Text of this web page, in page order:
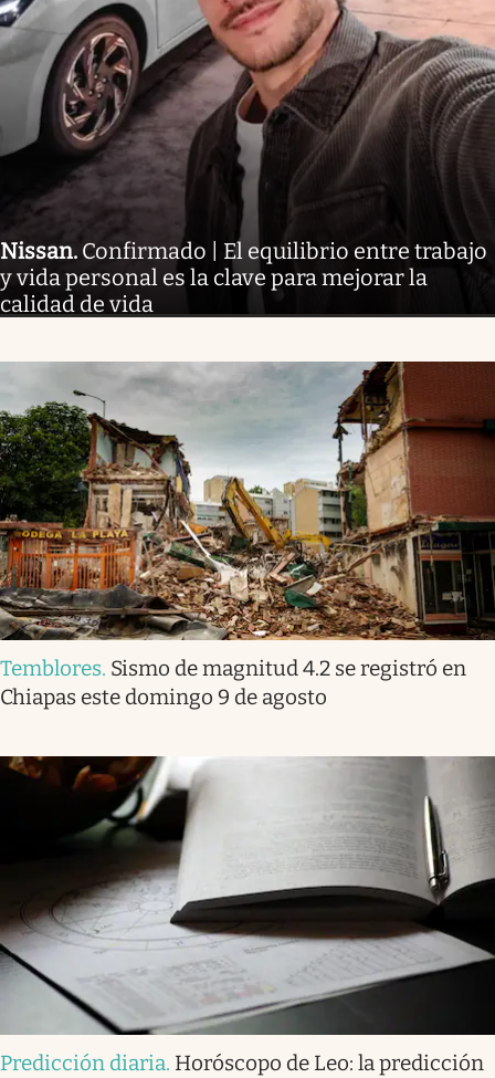
Nissan. Confirmado | El equilibrio entre trabajo
y vida personal es la clave para mejorar la
calidad de vida
Temblores. Sismo de magnitud 4.2 se registró en
Chiapas este domingo 9 de agosto
Predicción diaria. Horóscopo de Leo: la predicción